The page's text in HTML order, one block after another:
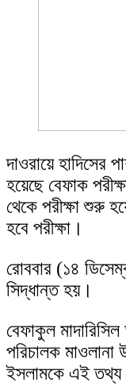
দাওরায়ে হাদিসের
হয়েছে বেফাক
থেকে পরীক্ষা শুরু
হবে পরীক্ষা।
রোববার (১৪
সিদ্ধান্ত হয়।
বেফাকুল
পরিচালক
ইসলামকে এই তথ্য